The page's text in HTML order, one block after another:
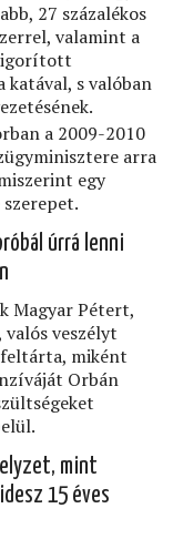
27 százalékos
valamint a
katával, s valóban
a 2009-2010
arra
egy
úrrá lenni
Magyar Pétert,
veszélyt
miként
Orbán
mint
15 éves